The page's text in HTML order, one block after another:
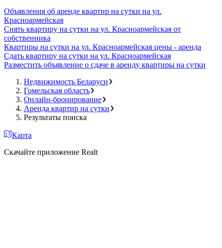
Объявления об аренде квартир на сутки на ул.
Красноармейская
Снять квартиру на сутки на ул. Красноармейская от
собственника
Квартиры на сутки на ул. Красноармейская цены - аренда
Сдать квартиру на сутки на ул. Красноармейская
Разместить объявление о сдаче в аренду квартиры на сутки
Недвижимость Беларуси
Гомельская область
Онлайн-бронирование
Аренда квартир на сутки
Результаты поиска
Карта
Скачайте приложение Realt